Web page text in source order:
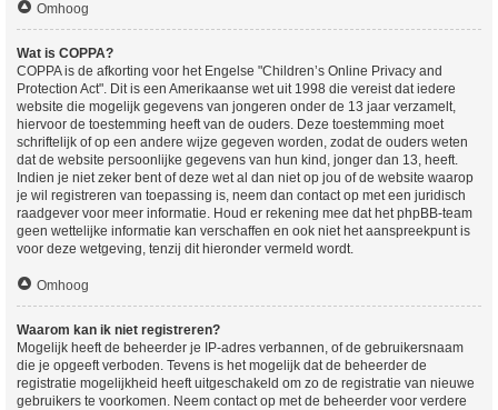
Omhoog
Wat is COPPA?
COPPA is de afkorting voor het Engelse "Children’s Online Privacy and
Protection Act". Dit is een Amerikaanse wet uit 1998 die vereist dat iedere
website die mogelijk gegevens van jongeren onder de 13 jaar verzamelt,
hiervoor de toestemming heeft van de ouders. Deze toestemming moet
schriftelijk of op een andere wijze gegeven worden, zodat de ouders weten
dat de website persoonlijke gegevens van hun kind, jonger dan 13, heeft.
Indien je niet zeker bent of deze wet al dan niet op jou of de website waarop
je wil registreren van toepassing is, neem dan contact op met een juridisch
raadgever voor meer informatie. Houd er rekening mee dat het phpBB-team
geen wettelijke informatie kan verschaffen en ook niet het aanspreekpunt is
voor deze wetgeving, tenzij dit hieronder vermeld wordt.
Omhoog
Waarom kan ik niet registreren?
Mogelijk heeft de beheerder je IP-adres verbannen, of de gebruikersnaam
die je opgeeft verboden. Tevens is het mogelijk dat de beheerder de
registratie mogelijkheid heeft uitgeschakeld om zo de registratie van nieuwe
gebruikers te voorkomen. Neem contact op met de beheerder voor verdere